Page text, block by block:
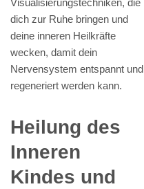
Visualisierungstechniken, die
dich zur Ruhe bringen und
deine inneren Heilkräfte
wecken, damit dein
Nervensystem entspannt und
regeneriert werden kann.
Heilung des
Inneren
Kindes und